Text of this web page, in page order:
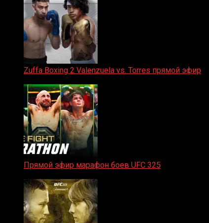
Zuffa Boxing 2 Valenzuela vs. Torres прямой эфир
Прямой эфир марафон боев UFC 325